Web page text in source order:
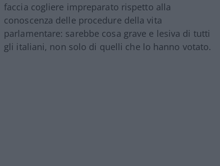
faccia cogliere impreparato rispetto alla
conoscenza delle procedure della vita
parlamentare: sarebbe cosa grave e lesiva di tutti
gli italiani, non solo di quelli che lo hanno votato.